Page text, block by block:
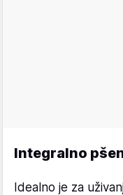
Integralno
Idealno je za